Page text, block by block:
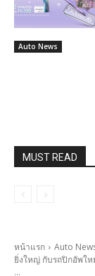
Auto News
MUST READ